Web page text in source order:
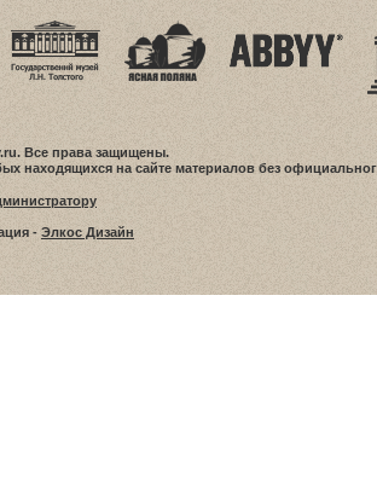
Все права защищены.
находящихся на сайте материалов без
- Элкос Дизайн